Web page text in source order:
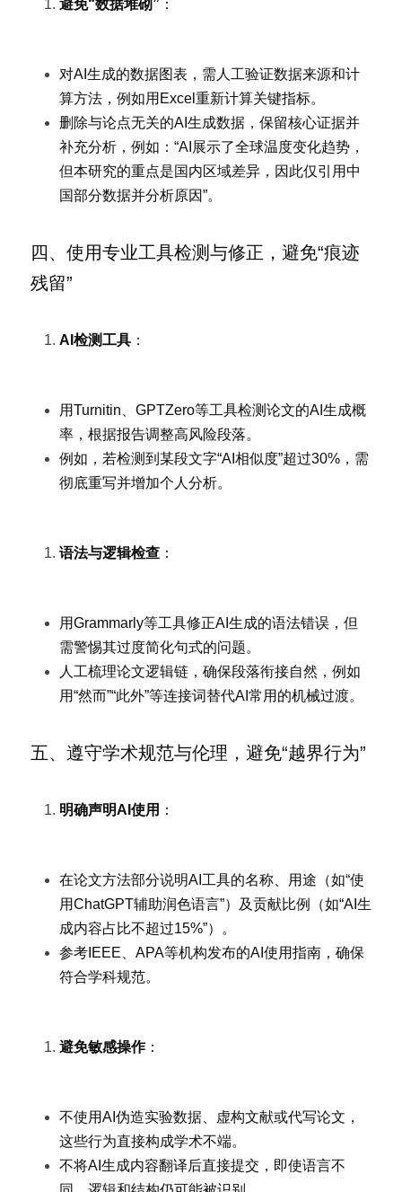
避免“数据堆砌” ：
对AI生成的数据图表，需人工验证数据来源和计
算方法，例如用Excel重新计算关键指标。
删除与论点无关的AI生成数据，保留核心证据并
补充分析，例如：“AI展示了全球温度变化趋势，
但本研究的重点是国内区域差异，因此仅引用中
国部分数据并分析原因”。
四、使用专业工具检测与修正，避免“痕迹
残留”
AI检测工具 ：
用Turnitin、GPTZero等工具检测论文的AI生成概
率，根据报告调整高风险段落。
例如，若检测到某段文字“AI相似度”超过30%，需
彻底重写并增加个人分析。
语法与逻辑检查 ：
用Grammarly等工具修正AI生成的语法错误，但
需警惕其过度简化句式的问题。
人工梳理论文逻辑链，确保段落衔接自然，例如
用“然而”“此外”等连接词替代AI常用的机械过渡。
五、遵守学术规范与伦理，避免“越界行为”
明确声明AI使用 ：
在论文方法部分说明AI工具的名称、用途（如“使
用ChatGPT辅助润色语言”）及贡献比例（如“AI生
成内容占比不超过15%”）。
参考IEEE、APA等机构发布的AI使用指南，确保
符合学科规范。
避免敏感操作：
不使用AI伪造实验数据、虚构文献或代写论文，
这些行为直接构成学术不端。
不将AI生成内容翻译后直接提交，即使语言不